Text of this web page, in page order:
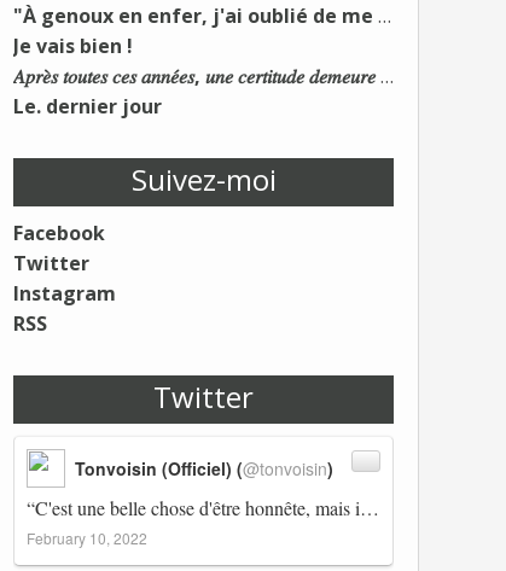
"À genoux en enfer, j'ai oublié de me taire"
Je vais bien !
𝐴𝑝𝑟𝑒̀𝑠 𝑡𝑜𝑢𝑡𝑒𝑠 𝑐𝑒𝑠 𝑎𝑛𝑛𝑒́𝑒𝑠, 𝑢𝑛𝑒 𝑐𝑒𝑟𝑡𝑖𝑡𝑢𝑑𝑒 𝑑𝑒𝑚𝑒𝑢𝑟𝑒 : 𝐿𝑒 𝑚𝑜𝑛𝑑𝑒 𝑑𝑢 𝑡𝑟𝑎𝑣𝑎𝑖𝑙 𝑐ℎ𝑎𝑛𝑔𝑒. 𝐿𝑒𝑠 𝑐𝑜𝑛𝑠 𝑠'𝑎𝑑𝑎𝑝𝑡𝑒𝑛𝑡 :)
Le. dernier jour
Suivez-moi
Facebook
Twitter
Instagram
RSS
Twitter
“C'est une belle chose d'être honnête, mais il est également important d'avoir raison.” Winston Churchill Réplico…
Tonvoisin (Officiel) (@tonvoisin)
February 10, 2022